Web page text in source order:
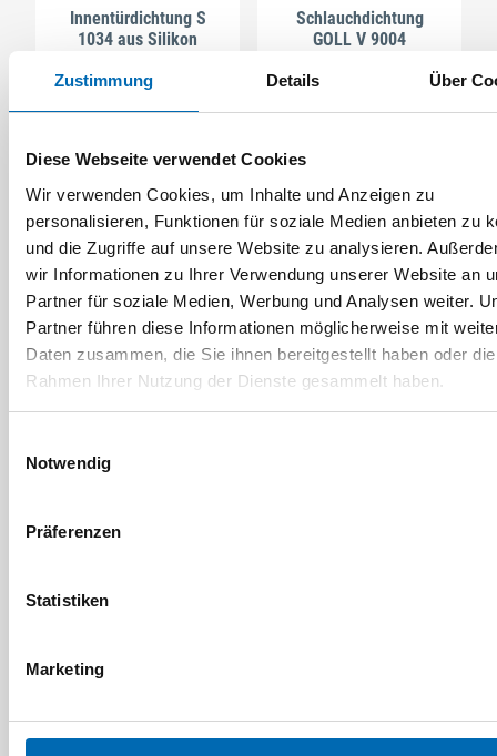
Zustimmung Details Über
Diese Webseite verwendet Cookies
Wir verwenden Cookies, um Inhalte und Anzeigen zu
personalisieren, Funktionen für soziale Medien anbieten zu
und die Zugriffe auf unsere Website zu analysieren.
wir Informationen zu Ihrer Verwendung unserer Website an
Partner für soziale Medien, Werbung und Analysen weiter.
Partner führen diese Informationen möglicherweise mit
Daten zusammen, die Sie ihnen bereitgestellt haben oder
Rahmen Ihrer Nutzung der Dienste gesammelt haben.
Notwendig
Präferenzen
Statistiken
Marketing
Innentürdichtung S
1034 aus Silikon
5 Ausführungen
Schlauchdichtung
GOLL V 9004
2 Ausführungen